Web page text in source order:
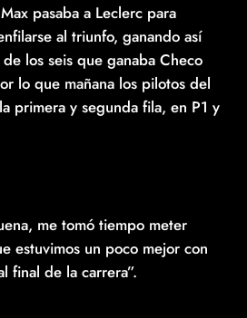
pasaba a Leclerc para
al triunfo, ganando así
los seis que ganaba Checo
lo que mañana los pilotos del
primera y segunda fila, en P1 y
me tomó tiempo meter
estuvimos un poco mejor con
final de la carrera”.